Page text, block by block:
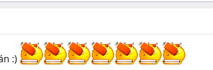
:)